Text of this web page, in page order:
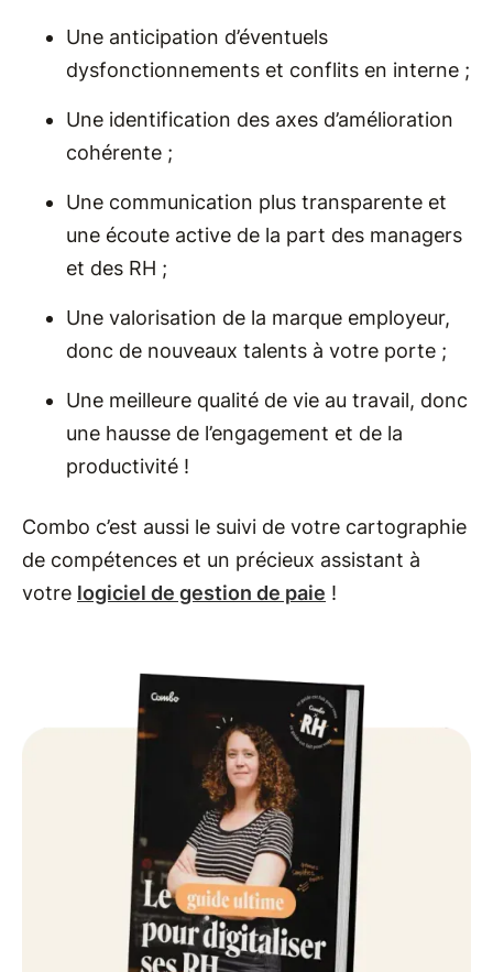
Une anticipation d’éventuels
dysfonctionnements et conflits en interne ;
Une identification des axes d’amélioration
cohérente ;
Une communication plus transparente et
une écoute active de la part des managers
et des RH ;
Une valorisation de la marque employeur,
donc de nouveaux talents à votre porte ;
Une meilleure qualité de vie au travail, donc
une hausse de l’engagement et de la
productivité !
Combo c’est aussi le suivi de votre cartographie
de compétences et un précieux assistant à
votre logiciel de gestion de paie !